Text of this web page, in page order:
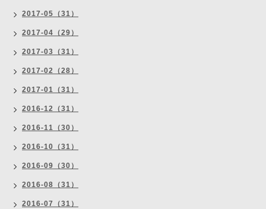
2017-05（31）
2017-04（29）
2017-03（31）
2017-02（28）
2017-01（31）
2016-12（31）
2016-11（30）
2016-10（31）
2016-09（30）
2016-08（31）
2016-07（31）